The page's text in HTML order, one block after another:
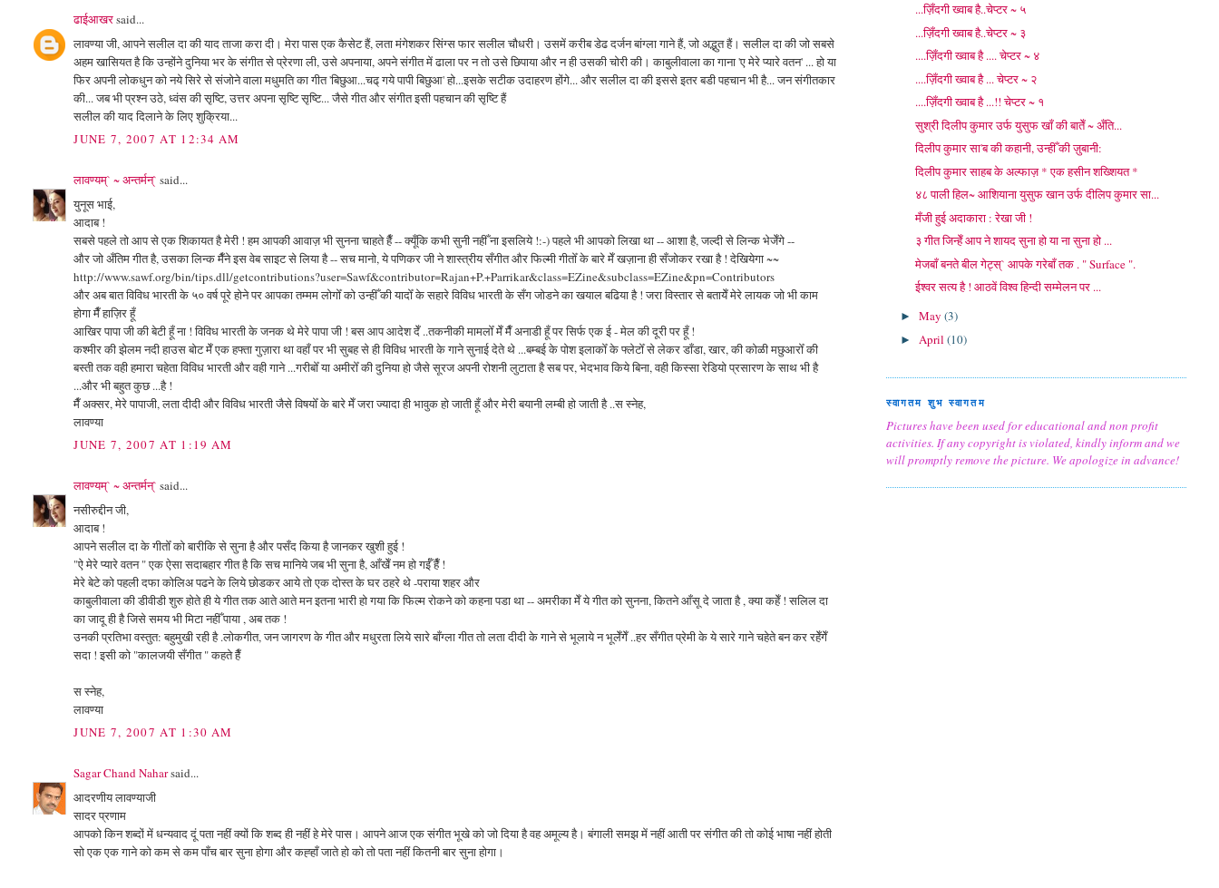
ढाईआखरsaid...
लावण्या जी, आपने सलील दा की याद ताजा करा दी। मेरा पास एक कैसेट हैं, लता मंगेशकर सिंग्स फार सलील चौधरी। उसमें करीब डेढ दर्जन बांग्ला गाने हैं, जो अद्भुत हैं। सलील दा की जो सबसे
अहम खासियत है कि उन्होंने दुनिया भर के संगीत से प्रेरणा ली, उसे अपनाया, अपने संगीत में ढाला पर न तो उसे छिपाया और न ही उसकी चोरी की। काबुलीवाला का गाना 'ए मेरे प्यारे वतन' ... हो या
फिर अपनी लोकधुन को नये सिरे से संजोने वाला मधुमति का गीत 'बिछुआ...चढ् गये पापी बिछुआ' हो...इसके सटीक उदाहरण होंगे... और सलील दा की इससे इतर बडी पहचान भी है... जन संगीतकार
की... जब भी प्रश्न उठे, ध्वंस की सृष्टि, उत्तर अपना सृष्टि सृष्टि... जैसे गीत और संगीत इसी पहचान की सृष्टि हैं
सलील की याद दिलाने के लिए शुक्रिया...
JUNE 7, 2007 AT 12:34 AM
लावण्यम्` ~ अन्तर्मन्` said...
युनूस भाई,
आदाब !
सबसे पहले तो आप से एक शिकायत है मेरी ! हम आपकी आवाज़ भी सुनना चाहते हैँ -- क्यूँकि कभी सुनी नहीँ ना इसलिये !:-) पहले भी आपको लिखा था -- आशा है, जल्दी से लिन्क भेजेँगे --
और जो अँतिम गीत है, उसका लिन्क मैँने इस वेब साइट से लिया है -- सच मानो, ये पणिकर जी ने शास्त्रीय सँगीत और फिल्मी गीतोँ के बारे मेँ खज़ाना ही सँजोकर रखा है ! देखियेगा ~~
http://www.sawf.org/bin/tips.dll/getcontributions?user=Sawf&contributor=Rajan+P.+Parrikar&class=EZine&subclass=EZine&pn=Contributors
और अब बात विविध भारती के ५० वर्ष पूरे होने पर आपका तम्मम लोगोँ को उन्हीँ की यादोँ के सहारे विविध भारती के सँग जोडने का खयाल बढिया है ! जरा विस्तार से बतायेँ मेरे लायक जो भी काम
होगा मैँ हाज़िर हूँ
आखिर पापा जी की बेटी हूँ ना ! विविध भारती के जनक थे मेरे पापा जी ! बस आप आदेश देँ ..तकनीकी मामलोँ मेँ मैँ अनाडी हूँ पर सिर्फ एक ई - मेल की दूरी पर हूँ !
कश्मीर की झेलम नदी हाउस बोट मेँ एक हफ्ता गुज़ारा था वहाँ पर भी सुबह से ही विविध भारती के गाने सुनाई देते थे ...बम्बई के पोश इलाकोँ के फ्लेटोँ से लेकर डाँडा, खार, की कोळी मछुआरोँ की
बस्ती तक वही हमारा चहेता विविध भारती और वही गाने ...गरीबोँ या अमीरोँ की दुनिया हो जैसे सूरज अपनी रोशनी लुटाता है सब पर, भेदभाव किये बिना, वही किस्सा रेडियो प्रसारण के साथ भी है
...और भी बहुत कुछ ...है !
मैँ अक्सर, मेरे पापाजी, लता दीदी और विविध भारती जैसे विषयोँ के बारे मेँ जरा ज्यादा ही भावुक हो जाती हूँ और मेरी बयानी लम्बी हो जाती है ..स स्नेह,
लावण्या
JUNE 7, 2007 AT 1:19 AM
लावण्यम्` ~ अन्तर्मन्` said...
नसीरुद्दीन जी,
आदाब !
आपने सलील दा के गीतोँ को बारीकि से सुना है और पसँद किया है जानकर खुशी हुई !
"ऐ मेरे प्यारे वतन " एक ऐसा सदाबहार गीत है कि सच मानिये जब भी सुना है, आँखेँ नम हो गईँ हैँ !
मेरे बेटे को पहली दफा कोलिअ पढने के लिये छोडकर आये तो एक दोस्त के घर ठहरे थे -पराया शहर और
काबुलीवाला की डीवीडी शुरु होते ही ये गीत तक आते आते मन इतना भारी हो गया कि फिल्म रोकने को कहना पडा था -- अमरीका मेँ ये गीत को सुनना, कितने आँसू दे जाता है , क्या कहेँ ! सलिल दा
का जादू ही है जिसे समय भी मिटा नहीँ पाया , अब तक !
उनकी प्रतिभा वस्तुत: बहुमुखी रही है .लोकगीत, जन जागरण के गीत और मधुरता लिये सारे बाँग्ला गीत तो लता दीदी के गाने से भूलाये न भूलेँगेँ ..हर सँगीत प्रेमी के ये सारे गाने चहेते बन कर रहेँगेँ
सदा ! इसी को "कालजयी सँगीत " कहते हैँ
स स्नेह,
लावण्या
JUNE 7, 2007 AT 1:30 AM
Sagar Chand Naharsaid...
आदरणीय लावण्याजी
सादर प्रणाम
आपको किन शब्दों में धन्यवाद दूं पता नहीं क्यों कि शब्द ही नहीं हे मेरे पास। आपने आज एक संगीत भूखे को जो दिया है वह अमूल्य है। बंगाली समझ में नहीं आती पर संगीत की तो कोई भाषा नहीं होती
सो एक एक गाने को कम से कम पाँच बार सुना होगा और कह्हाँ जाते हो को तो पता नहीं कितनी बार सुना होगा।
...ज़िँदगी ख्वाब है..चेप्टर ~ ५
...ज़िँदगी ख्वाब है..चेप्टर ~ ३
....ज़िँदगी ख्वाब है .... चेप्टर ~ ४
....ज़िँदगी ख्वाब है ... चेप्टर ~ २
....ज़िँदगी ख्वाब है ...!! चेप्टर ~ १
सुश्री दिलीप कुमार उर्फ युसुफ खाँ की बातेँ ~ अँति...
दिलीप कुमार सा'ब की कहानी, उन्हीँ की ज़ुबानी:
दिलीप कुमार साहब के अल्फाज़ * एक हसीन शख्शियत *
४८ पाली हिल~ आशियाना युसुफ खान उर्फ दीलिप कुमार सा...
मँजी हुई अदाकारा : रेखा जी !
३ गीत जिन्हेँ आप ने शायद सुना हो या ना सुना हो ...
मेजबाँ बनते बील गेट्स्` आपके गरेबाँ तक . " Surface ".
ईश्वर सत्य है ! आठवें विश्व हिन्दी सम्मेलन पर ...
►May(3)
► April(10)
स्वागतम शुभ स्वागतम
Pictures have been used for educational and non profit
activities. If any copyright is violated, kindly inform and we
will promptly remove the picture. We apologize in advance!